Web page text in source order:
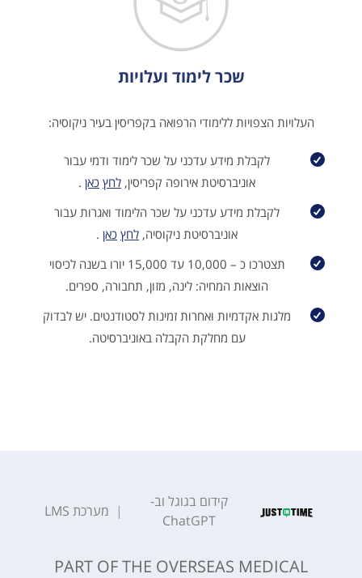
שכר לימוד ועלויות
העלויות הצפויות ללימודי הרפואה בקפריסין בעיר ניקוסיה:
לקבלת מידע עדכני על שכר לימוד ודמי עבור
אוניברסיטת אירופה קפריסין, לחץ כאן .
לקבלת מידע עדכני על שכר הלימוד ואגרות עבור
אוניברסיטת ניקוסיה, לחץ כאן .
תצטרכו כ – 10,000 עד 15,000 יורו בשנה לכיסוי
הוצאות המחיה: לינה, מזון, תחבורה, ספרים.
מלגות אקדמיות ואחרות זמינות לסטודנטים. יש לבדוק
עם מחלקת הקבלה באוניברסיטה.
קידום בגוגל וב-
ChatGPT
| מערכת LMS
PART OF THE OVERSEAS MEDICAL